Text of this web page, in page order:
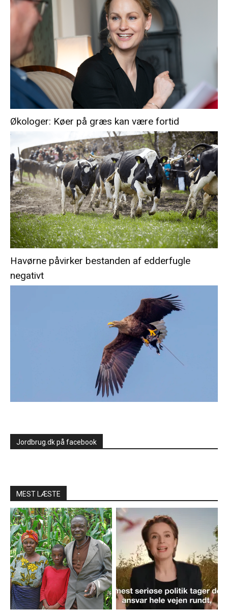
Økologer: Køer på græs kan være fortid
Havørne påvirker bestanden af edderfugle
negativt
Jordbrug.dk på facebook
MEST LÆSTE